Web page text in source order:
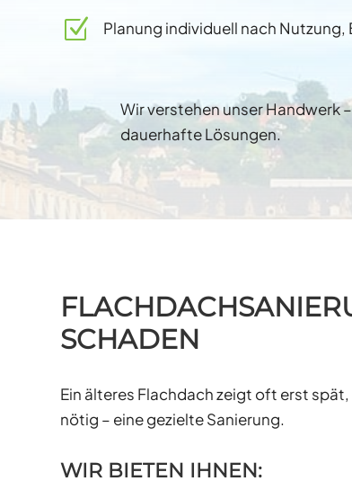
Z Planung individuell nach
Wir verstehen unser Handwerk
dauerhafte Lösungen.
SCHADEN
Ein älteres Flachdach zeigt oft erst
nötig – eine gezielte Sanierung.
WIR BIETEN IHNEN: